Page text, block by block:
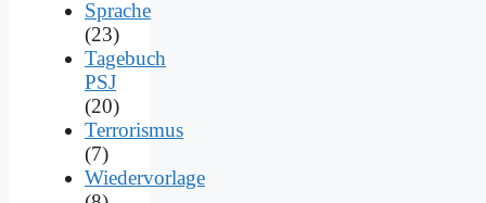
Sprache
(23)
Tagebuch
PSJ
(20)
Terrorismus
(7)
Wiedervorlage